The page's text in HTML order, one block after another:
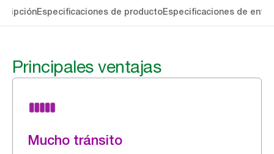
Especificaciones de productoEspecificaciones de
Principales ventajas
Mucho tránsito